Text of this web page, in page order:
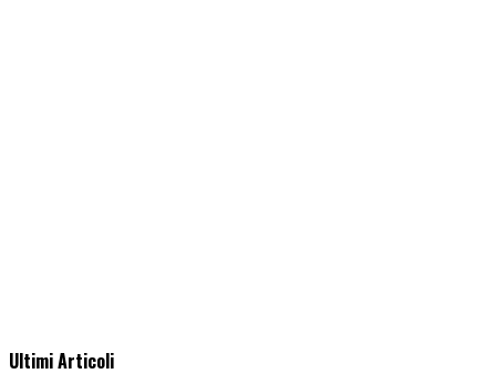
Ultimi Articoli